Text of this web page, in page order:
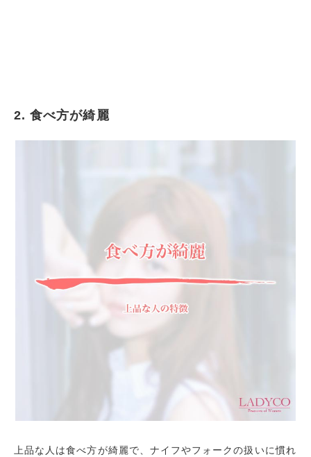
2. 食べ方が綺麗
上品な人は食べ方が綺麗で、ナイフやフォークの扱いに慣れ